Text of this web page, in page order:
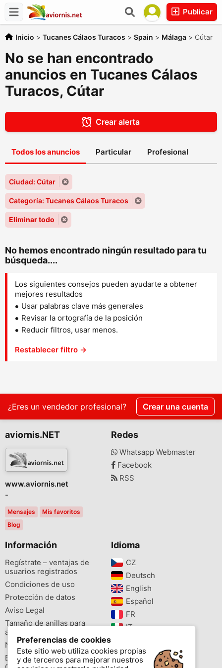
Publicar
Inicio > Tucanes Cálaos Turacos > Spain > Málaga > Cútar
No se han encontrado
anuncios en Tucanes Cálaos
Turacos, Cútar
Crear alerta
Todos los anuncios Particular Profesional
Ciudad: Cútar
Categoría: Tucanes Cálaos Turacos
Eliminar todo
No hemos encontrado ningún resultado para tu
búsqueda....
Los siguientes consejos pueden ayudarte a obtener
mejores resultados
Usar palabras clave más generales
Revisar la ortografía de la posición
Reducir filtros, usar menos.
Restablecer filtro →
¿Eres un vendedor profesional? Crear una cuenta
aviornis.NET
www.aviornis.net
-
Mensajes
Mis favoritos
Blog
Redes
Whatsapp Webmaster
Facebook
RSS
Información
Regístrate – ventajas de
usuarios registrados
Condiciones de uso
Protección de datos
Aviso Legal
Tamaño de anillas para
aves
Newsletter
Buscador de especies
Idioma
CZ‎
Deutsch‎
English‎
Español‎
FR‎
IT‎
PL‎
PT‎
Preferencias de cookies
Este sitio web utiliza cookies propias
y de terceros para mejorar nuestros